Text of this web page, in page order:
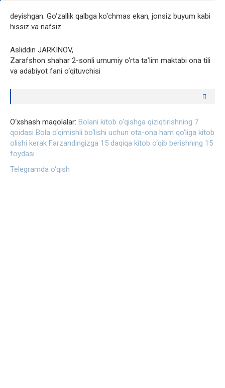
deyishgan. Go‘zallik qalbga ko‘chmas ekan, jonsiz buyum kabi
hissiz va nafsiz.
Asliddin JARKINOV,
Zarafshon shahar 2-sonli umumiy o‘rta ta’lim maktabi ona tili
va adabiyot fani o‘qituvchisi
O‘xshash maqolalar: Bolani kitob o‘qishga qiziqtirishning 7
qoidasi Bola o‘qimishli bo‘lishi uchun ota-ona ham qo‘liga kitob
olishi kerak Farzandingizga 15 daqiqa kitob o‘qib berishning 15
foydasi
Telegramda o‘qish